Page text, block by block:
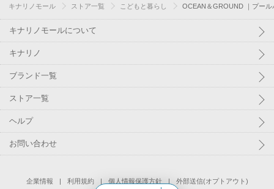
キナリノモール ストア一覧 こどもと暮らし OCEAN＆GROUND ｜プール
キナリノモールについて
キナリノ
ブランド一覧
ストア一覧
ヘルプ
お問い合わせ
企業情報 利用規約 個人情報保護方針 外部送信(オプトアウト)